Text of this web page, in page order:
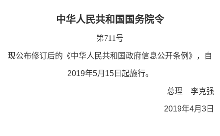
中华人民共和国国务院令
第711号
现公布修订后的《中华人民共和国政府信息公开条例》，自
2019年5月15日起施行。
总理 李克强
2019年4月3日